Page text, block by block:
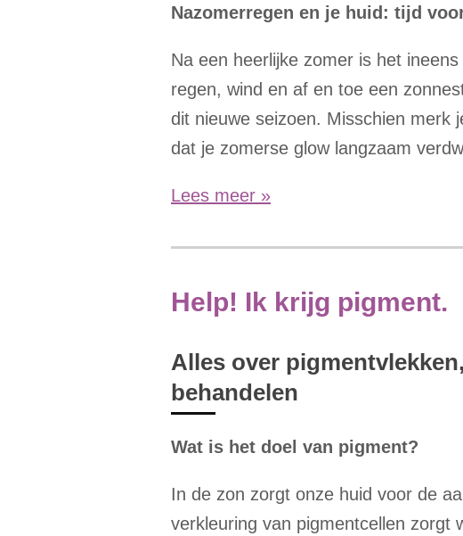
Nazomerregen en je huid: tijd
Na een heerlijke zomer is het
regen, wind en af en toe een
dit nieuwe seizoen. Misschien merk
dat je zomerse glow langzaam
Lees meer »
Help! Ik krijg pigment.
Alles over
behandelen
Wat is het doel van pigment?
In de zon zorgt onze huid voor de
verkleuring van pigmentcellen zorgt